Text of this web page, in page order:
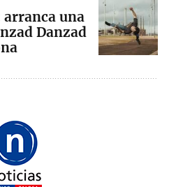
arranca una
Danzad